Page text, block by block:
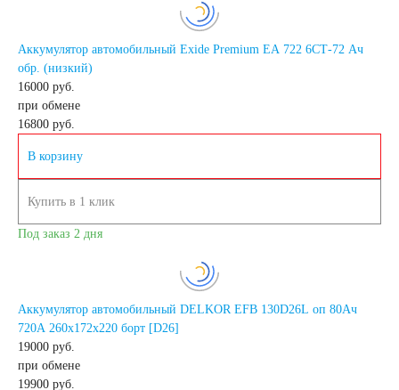
коляски
Газонокосилки
Пуско-зарядные
Аккумулятор автомобильный Exide Premium EA 722 6СТ-72 Ач
обр. (низкий)
16000 руб.
при обмене
16800 руб.
В корзину
Купить в 1 клик
Под заказ 2 дня
Аккумулятор автомобильный DELKOR EFB 130D26L оп 80Ач
720А 260х172х220 борт [D26]
19000 руб.
при обмене
19900 руб.